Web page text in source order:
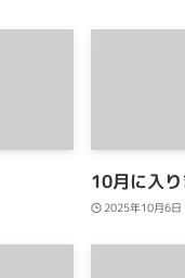
10月に入
2025年10月6日